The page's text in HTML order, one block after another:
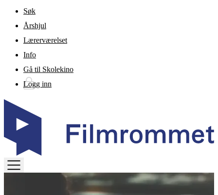
Gå til hovedinnhold
Søk
Årshjul
Lærerværelset
Info
Gå til Skolekino
Logg inn